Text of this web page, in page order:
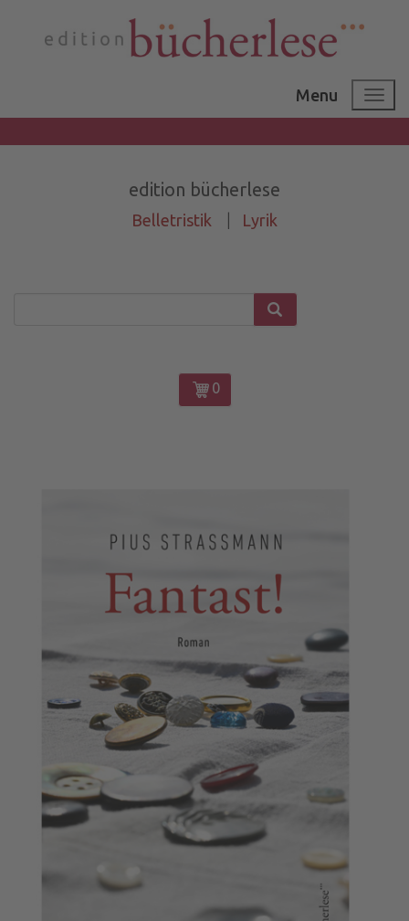
Menu
edition bücherlese
Belletristik Lyrik
0